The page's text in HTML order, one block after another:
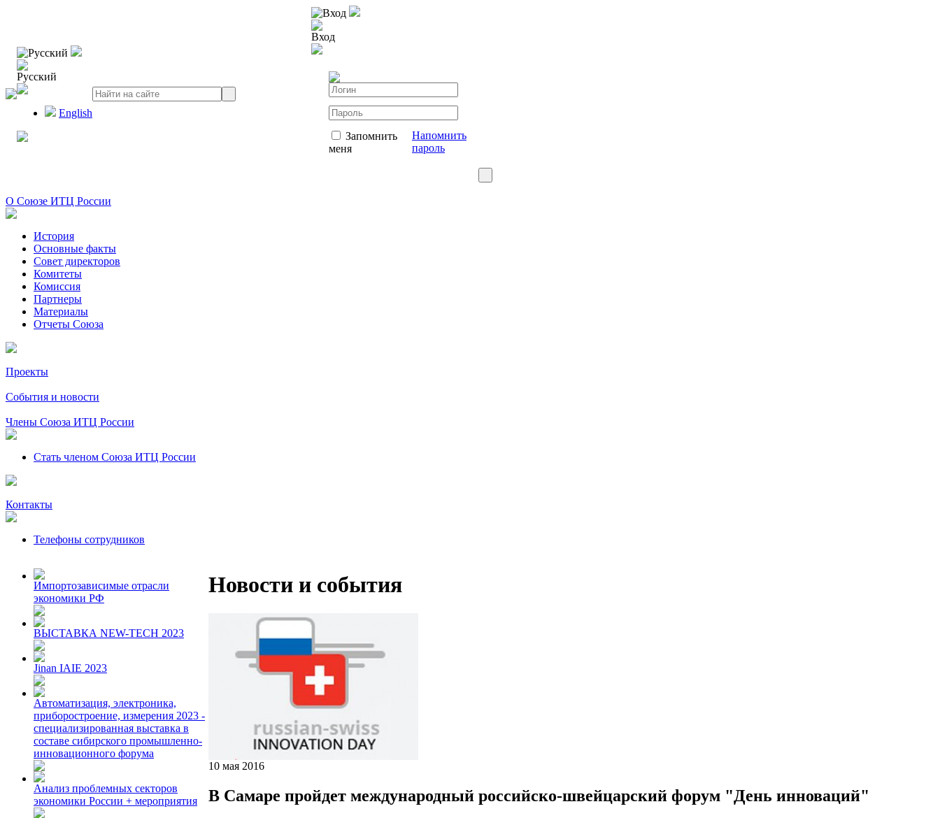
Русский
Русский
English
Вход
Вход
Запомнить
меня
Напомнить
пароль
О Союзе ИТЦ России
История
Основные факты
Совет директоров
Комитеты
Комиссия
Партнеры
Материалы
Отчеты Союза
Проекты
События и новости
Члены Союза ИТЦ России
Стать членом Союза ИТЦ России
Контакты
Телефоны сотрудников
Импортозависимые отрасли
экономики РФ
ВЫСТАВКА NEW-TECH 2023
Jinan IAIE 2023
Автоматизация, электроника,
приборостроение, измерения 2023 -
специализированная выставка в
составе сибирского промышленно-
инновационного форума
Анализ проблемных секторов
экономики России + мероприятия
Новости и события
10 мая 2016
В Самаре пройдет международный российско-швейцарский форум "День инноваций"